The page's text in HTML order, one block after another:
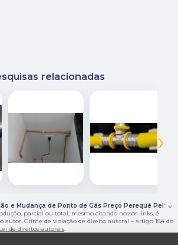
relacionadas
›
e Mudança de Ponto de Gás Preço Perequê Pel" é
parcial ou total, mesmo citando nossos links, é
autor. Crime de violação de direito autoral – artigo 184 do
de direitos autorais.